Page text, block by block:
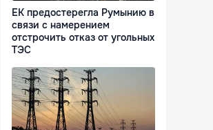
ЕК предостерегла Румынию в
связи с намерением
отстрочить отказ от угольных
ТЭС